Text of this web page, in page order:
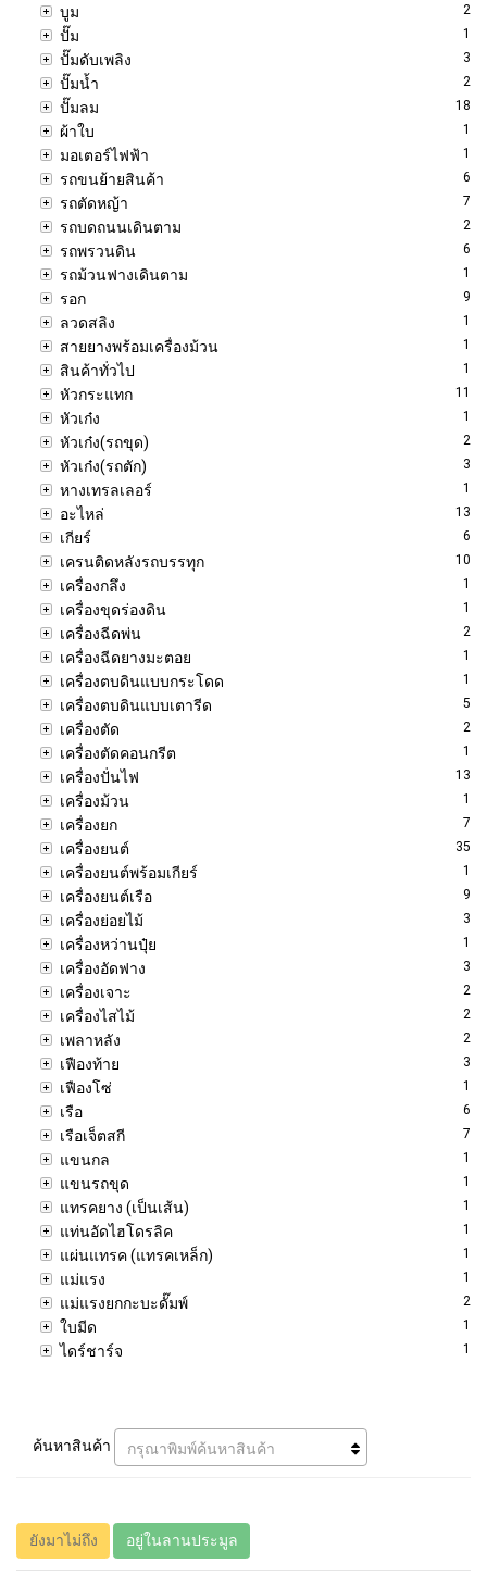
บูม 2
ปั๊ม 1
ปั๊มดับเพลิง 3
ปั๊มน้ำ 2
ปั๊มลม 18
ผ้าใบ 1
มอเตอร์ไฟฟ้า 1
รถขนย้ายสินค้า 6
รถตัดหญ้า 7
รถบดถนนเดินตาม 2
รถพรวนดิน 6
รถม้วนฟางเดินตาม 1
รอก 9
ลวดสลิง 1
สายยางพร้อมเครื่องม้วน 1
สินค้าทั่วไป 1
หัวกระแทก 11
หัวเก๋ง 1
หัวเก๋ง(รถขุด) 2
หัวเก๋ง(รถตัก) 3
หางเทรลเลอร์ 1
อะไหล่ 13
เกียร์ 6
เครนติดหลังรถบรรทุก 10
เครื่องกลึง 1
เครื่องขุดร่องดิน 1
เครื่องฉีดพ่น 2
เครื่องฉีดยางมะตอย 1
เครื่องตบดินแบบกระโดด 1
เครื่องตบดินแบบเตารีด 5
เครื่องตัด 2
เครื่องตัดคอนกรีต 1
เครื่องปั่นไฟ 13
เครื่องม้วน 1
เครื่องยก 7
เครื่องยนต์ 35
เครื่องยนต์พร้อมเกียร์ 1
เครื่องยนต์เรือ 9
เครื่องย่อยไม้ 3
เครื่องหว่านปุ๋ย 1
เครื่องอัดฟาง 3
เครื่องเจาะ 2
เครื่องไสไม้ 2
เพลาหลัง 2
เฟืองท้าย 3
เฟืองโซ่ 1
เรือ 6
เรือเจ็ตสกี 7
แขนกล 1
แขนรถขุด 1
แทรคยาง (เป็นเส้น) 1
แท่นอัดไฮโดรลิค 1
แผ่นแทรค (แทรคเหล็ก) 1
แม่แรง 1
แม่แรงยกกะบะดั๊มพ์ 2
ใบมีด 1
ไดร์ชาร์จ 1
ค้นหาสินค้า กรุณาพิมพ์ค้นหาสินค้า
ยังมาไม่ถึง อยู่ในลานประมูล